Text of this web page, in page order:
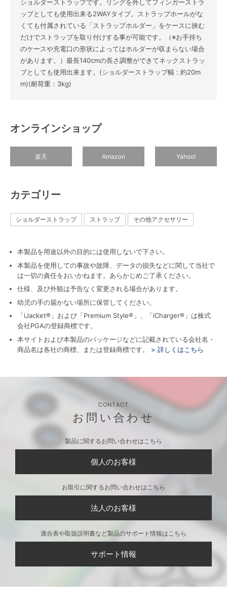
ショルダーストラップです。リングを外してフィンガーストラ
ップとしても使用出来る2WAYタイプ。ストラップホールがな
くても付属されている「ストラップホルダー」をケースに挟む
だけでストラップを取り付けする事が可能です。（※お手持ち
のケースや充電口の形状によってはホルダーが収まらない場合
があります。）最長140cmの長さ調整ができてネックストラッ
プとしても使用出来ます。(ショルダーストラップ幅 : 約20m
m)(耐荷重：3kg)
オンラインショップ
楽天 Amazon Yahoo!
カテゴリー
ショルダーストラップ ストラップ その他アクセサリー
本製品を用途以外の目的には使用しないで下さい。
本製品を使用しての事故や故障、データの損失などに関して当社で
は一切の責任をおいかねます。あらかじめご了承ください。
仕様、及び外観は予告なく変更される場合があります。
幼児の手の届かない場所に保管してください。
「iJacket®」および「Premium Style®」、「iCharger®」は株式
会社PGAの登録商標です。
本サイトおよび本製品のパッケージなどに記載されている会社名・
商品名は各社の商標、または登録商標です。
> 詳しくはこちら
CONTACT
お問い合わせ
製品に関するお問い合わせはこちら
個人のお客様
お取引に関するお問い合わせはこちら
法人のお客様
適合表や取扱説明書など製品のサポート情報はこちら
サポート情報